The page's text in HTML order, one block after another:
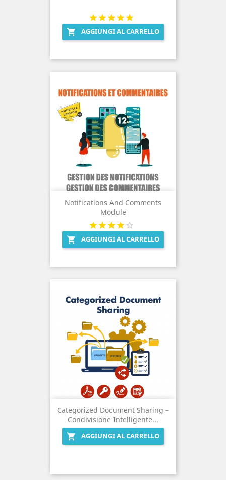
 AGGIUNGI AL CARRELLO
Notifications And Comments
Module
 AGGIUNGI AL CARRELLO
Categorized Document Sharing –
Condivisione Intelligente...

AGGIUNGI AL CARRELLO